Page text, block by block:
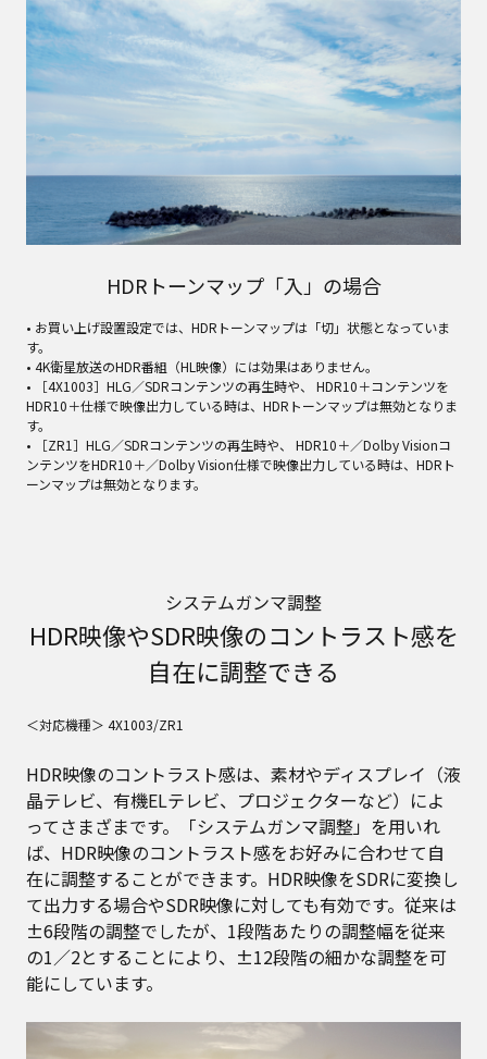
HDRトーンマップ「入」の場合
• お買い上げ設置設定では、HDRトーンマップは「切」状態となっていま
す。
• 4K衛星放送のHDR番組（HL映像）には効果はありません。
• ［4X1003］HLG／SDRコンテンツの再生時や、 HDR10＋コンテンツを
HDR10＋仕様で映像出力している時は、HDRトーンマップは無効となりま
す。
• ［ZR1］HLG／SDRコンテンツの再生時や、 HDR10＋／Dolby Visionコ
ンテンツをHDR10＋／Dolby Vision仕様で映像出力している時は、HDRト
ーンマップは無効となります。
システムガンマ調整
HDR映像やSDR映像のコントラスト感を
自在に調整できる
＜対応機種＞ 4X1003/ZR1
HDR映像のコントラスト感は、素材やディスプレイ（液
晶テレビ、有機ELテレビ、プロジェクターなど）によ
ってさまざまです。「システムガンマ調整」を用いれ
ば、HDR映像のコントラスト感をお好みに合わせて自
在に調整することができます。HDR映像をSDRに変換し
て出力する場合やSDR映像に対しても有効です。従来は
±6段階の調整でしたが、1段階あたりの調整幅を従来
の1／2とすることにより、±12段階の細かな調整を可
能にしています。